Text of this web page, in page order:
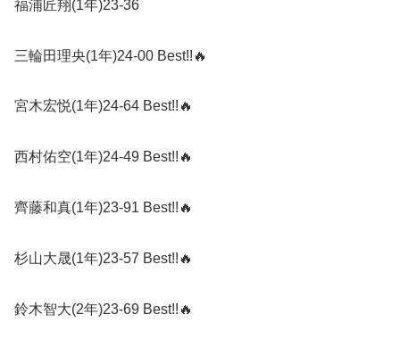
福浦匠翔(1年)23-36
三輪田理央(1年)24-00 Best!! 🔥
宮木宏悦(1年)24-64 Best!! 🔥
西村佑空(1年)24-49 Best!! 🔥
齊藤和真(1年)23-91 Best!! 🔥
杉山大晟(1年)23-57 Best!! 🔥
鈴木智大(2年)23-69 Best!! 🔥